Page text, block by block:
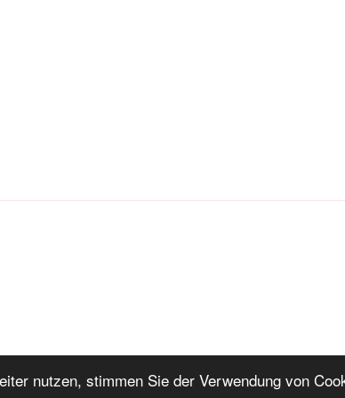
Stolz präsentiert von WordPress
nutzen, stimmen Sie der Verwendung von